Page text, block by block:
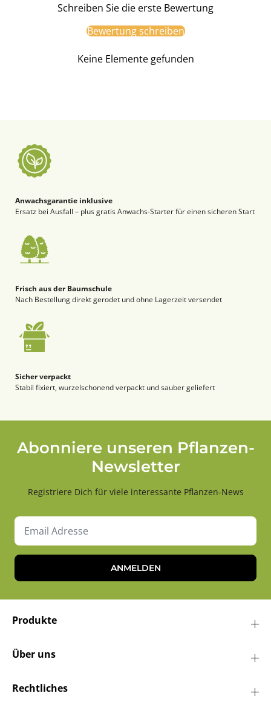
Schreiben Sie die erste Bewertung
Bewertung schreiben
Keine Elemente gefunden
Anwachsgarantie inklusive
Ersatz bei Ausfall – plus gratis Anwachs-Starter für einen sicheren Start
Frisch aus der Baumschule
Nach Bestellung direkt gerodet und ohne Lagerzeit versendet
Sicher verpackt
Stabil fixiert, wurzelschonend verpackt und sauber geliefert
Abonniere unseren Pflanzen-
Newsletter
Registriere Dich für viele interessante Pflanzen-News
ANMELDEN
Produkte
Über uns
Rechtliches